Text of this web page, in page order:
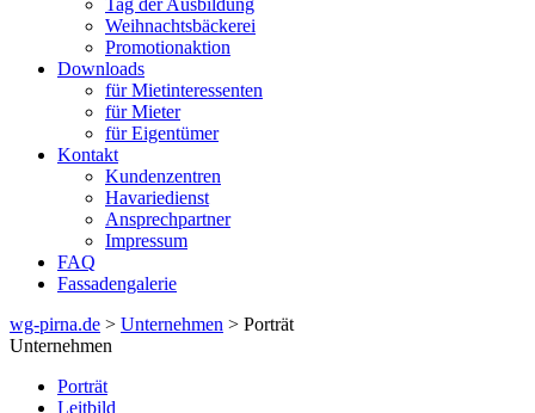
Weihnachtsbäckerei
Promotionaktion
Downloads
für Mietinteressenten
für Mieter
für Eigentümer
Kontakt
Kundenzentren
Havariedienst
Ansprechpartner
Impressum
FAQ
Fassadengalerie
wg-pirna.de > Unternehmen > Porträt
Unternehmen
Porträt
Leitbild